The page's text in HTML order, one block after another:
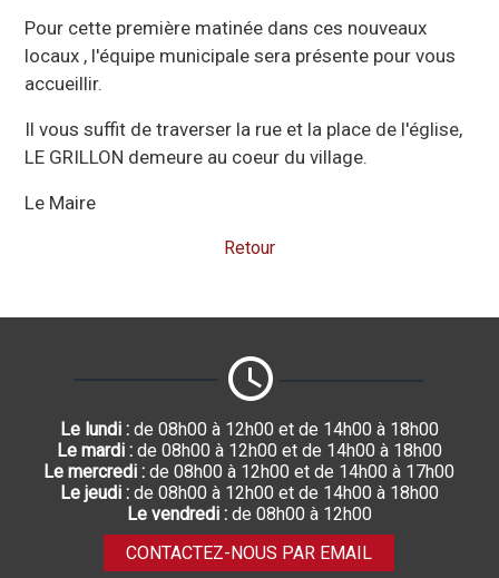
Pour cette première matinée dans ces nouveaux
locaux , l'équipe municipale sera présente pour vous
accueillir.
Il vous suffit de traverser la rue et la place de l'église,
LE GRILLON demeure au coeur du village.
Le Maire
Retour
Le lundi :de 08h00 à 12h00 et de 14h00 à 18h00
Le mardi :de 08h00 à 12h00 et de 14h00 à 18h00
Le mercredi : de 08h00 à 12h00 et de 14h00 à 17h00
Le jeudi :de 08h00 à 12h00 et de 14h00 à 18h00
Le vendredi :de 08h00 à 12h00
CONTACTEZ-NOUS PAR EMAIL